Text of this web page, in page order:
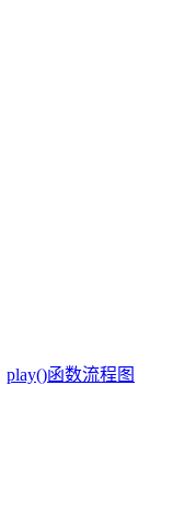
play()函数流程图